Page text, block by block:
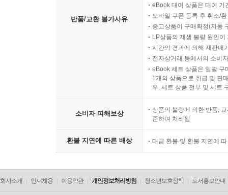
반품/교환 불가사유
eBook 대여 상품은 대여 기
모바일 쿠폰 등록 후 취소/
중고상품이 구매확정(자동
LP상품의 재생 불량 원인
시간의 경과에 의해 재판매
전자상거래 등에서의 소비
eBook 세트 상품은 일괄 구
1개의 상품으로 취급 및 판
우, 세트 상품 전부 및 세트
소비자 피해보상
상품의 불량에 의한 반품,
준하여 처리됨
환불 지연에 따른 배상 대금 환불 및 환불 지연에
회사소개 인재채용 이용약관 개인정보처리방침 청소년보호정책 도서홍보안내